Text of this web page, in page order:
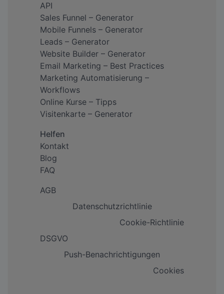
API
Sales Funnel – Generator
Mobile Funnels – Generator
Leads – Generator
Website Builder – Generator
Email Marketing – Best Practices
Marketing Automatisierung –
Workflows
Online Kurse – Tipps
Visitenkarte – Generator
Helfen
Kontakt
Blog
FAQ
AGB
Datenschutzrichtlinie
Cookie-Richtlinie
DSGVO
Push-Benachrichtigungen
Cookies